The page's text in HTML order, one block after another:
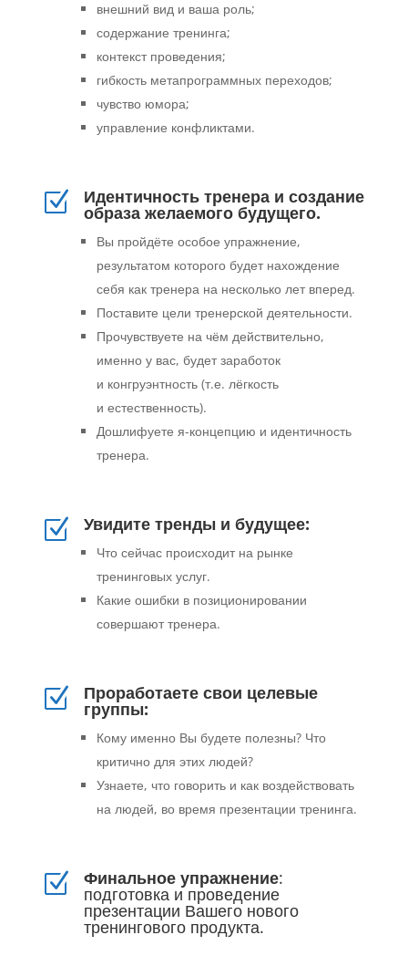
внешний вид и ваша роль;
содержание тренинга;
контекст проведения;
гибкость метапрограммных переходов;
чувство юмора;
управление конфликтами.
Z Идентичность тренера и создание
образа желаемого будущего.
Вы пройдёте особое упражнение,
результатом которого будет нахождение
себя как тренера на несколько лет вперед.
Поставите цели тренерской деятельности.
Прочувствуете на чём действительно,
именно у вас, будет заработок
и конгруэнтность (т.е. лёгкость
и естественность).
Дошлифуете я-концепцию и идентичность
тренера.
Z Увидите тренды и будущее:
Что сейчас происходит на рынке
тренинговых услуг.
Какие ошибки в позиционировании
совершают тренера.
Z Проработаете свои целевые
группы:
Кому именно Вы будете полезны? Что
критично для этих людей?
Узнаете, что говорить и как воздействовать
на людей, во время презентации тренинга.
Z Финальное упражнение:
подготовка и проведение
презентации Вашего нового
тренингового продукта.